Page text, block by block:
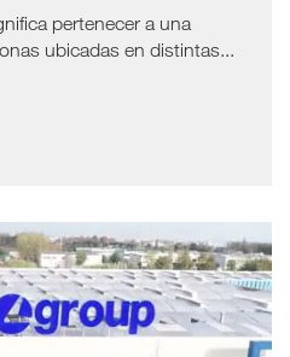
pertenecer a una
ubicadas en distintas...